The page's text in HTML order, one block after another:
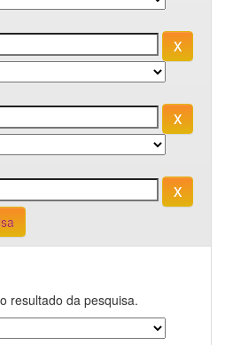
resultado da pesquisa.